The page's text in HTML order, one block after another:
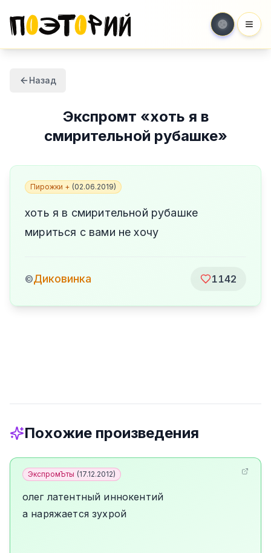
Назад
Экспромт «хоть я в
смирительной рубашке»
Пирожки + (02.06.2019)
хоть я в смирительной рубашке
мириться с вами не хочу
©Диковинка 1142
Похожие произведения
ЭкспромЪты (17.12.2012)
олег латентный иннокентий
а наряжается зухрой